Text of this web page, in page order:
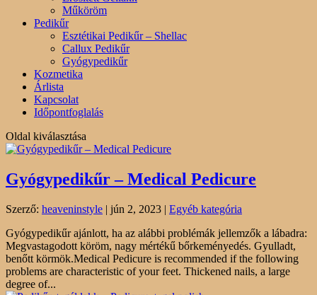
Műköröm
Pedikűr
Esztétikai Pedikűr – Shellac
Callux Pedikűr
Gyógypedikűr
Kozmetika
Árlista
Kapcsolat
Időpontfoglalás
Oldal kiválasztása
Gyógypedikűr – Medical Pedicure
Szerző: heaveninstyle | jún 2, 2023 | Egyéb kategória
Gyógypedikűr ajánlott, ha az alábbi problémák jellemzők a lábadra:
Megvastagodott köröm, nagy mértékű bőrkeményedés. Gyulladt,
benőtt körmök.Medical Pedicure is recommended if the following
problems are characteristic of your feet. Thickened nails, a large
degree of...